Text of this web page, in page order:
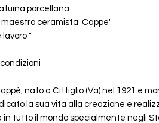
porcellana
ceramista Cappe'
lavoro "
nato a Cittiglio (Va) nel 1921 e
la sua vita alla creazione e
in tutto il mondo specialmente negli